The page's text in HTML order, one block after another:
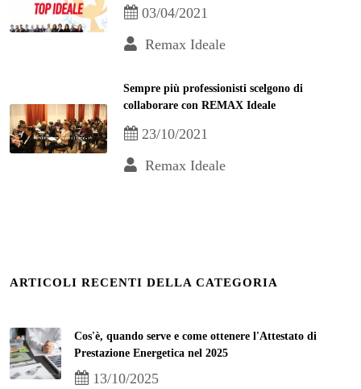
03/04/2021
Remax Ideale
Sempre più professionisti scelgono di
collaborare con REMAX Ideale
23/10/2021
Remax Ideale
ARTICOLI RECENTI DELLA CATEGORIA
Cos'è, quando serve e come ottenere l'Attestato di
Prestazione Energetica nel 2025
13/10/2025